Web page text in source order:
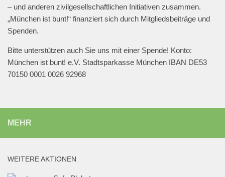
– und anderen zivilgesellschaftlichen Initiativen zusammen.
„München ist bunt!“ finanziert sich durch Mitgliedsbeiträge und
Spenden.
Bitte unterstützen auch Sie uns mit einer Spende! Konto:
München ist bunt! e.V. Stadtsparkasse München IBAN DE53
70150 0001 0026 92968
MEHR
WEITERE AKTIONEN